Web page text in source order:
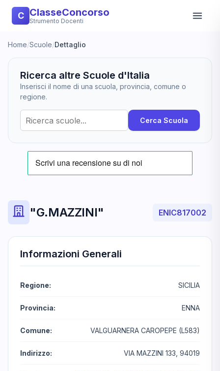
C ClasseConcorso
Strumento Docenti
Home/Scuole/Dettaglio
Ricerca altre Scuole d'Italia
Inserisci il nome di una scuola, provincia, comune o
regione.
Cerca Scuola
"G.MAZZINI" ENIC817002
Informazioni Generali
Regione: SICILIA
Provincia: ENNA
Comune: VALGUARNERA CAROPEPE (L583)
Indirizzo: VIA MAZZINI 133, 94019